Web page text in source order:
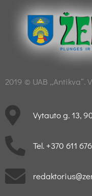
2019 © UAB „Antikva“.
Vytauto g. 13,
Tel. +370 611